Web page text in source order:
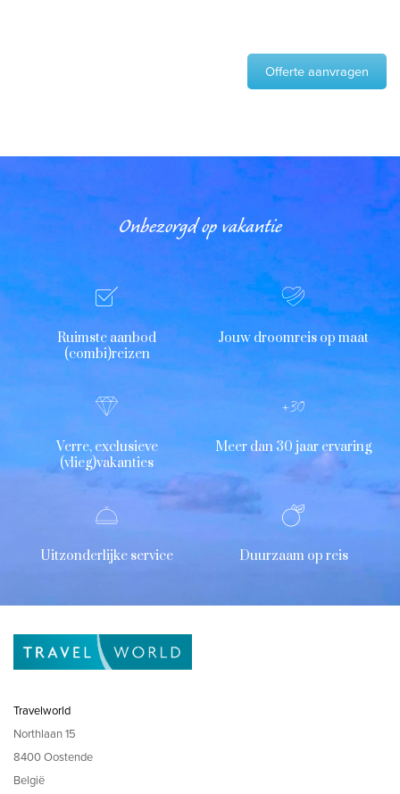
Offerte aanvragen
Onbezorgd op vakantie
Ruimste aanbod
(combi)reizen
Jouw droomreis op maat
Verre, exclusieve
(vlieg)vakanties
Meer dan 30 jaar ervaring
Uitzonderlijke service Duurzaam op reis
Travelworld
Northlaan 15
8400 Oostende
België